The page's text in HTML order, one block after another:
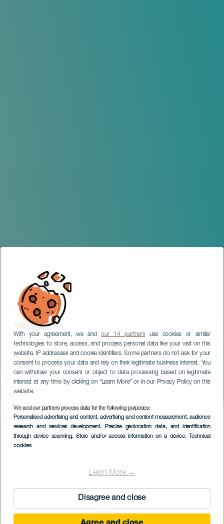
With your agreement, we andour 14 partnersuse cookies or similar
technologies to store, access, and process personal data like your visit on this
website, IP addresses and cookie identifiers. Some partners do not ask for your
consent to process your data and rely on their legitimate business interest. You
can withdraw your consent or object to data processing based on legitimate
interest at any time by clicking on “Learn More” or in our Privacy Policy on this
website.
We and our partners process data for the following purposes:
Personalised advertising and content, advertising and content measurement, audience
research and services development, Precise geolocation data, and identification
through device scanning, Store and/or access information on a device, Technical
cookies
Learn More →
Disagree and close
Abubukaka: Lasst uns
einander hassen
TENERIFE
Imagen
Listado